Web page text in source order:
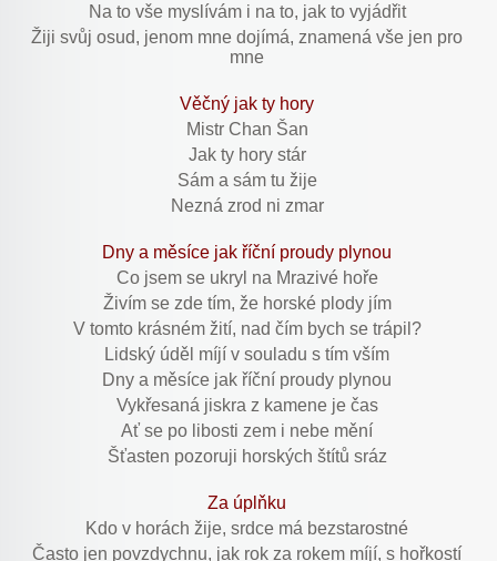
Na to vše myslívám i na to, jak to vyjádřit
Žiji svůj osud, jenom mne dojímá, znamená vše jen pro
mne
Věčný jak ty hory
Mistr Chan Šan
Jak ty hory stár
Sám a sám tu žije
Nezná zrod ni zmar
Dny a měsíce jak říční proudy plynou
Co jsem se ukryl na Mrazivé hoře
Živím se zde tím, že horské plody jím
V tomto krásném žití, nad čím bych se trápil?
Lidský úděl míjí v souladu s tím vším
Dny a měsíce jak říční proudy plynou
Vykřesaná jiskra z kamene je čas
Ať se po libosti zem i nebe mění
Šťasten pozoruji horských štítů sráz
Za úplňku
Kdo v horách žije, srdce má bezstarostné
Často jen povzdychnu, jak rok za rokem míjí, s hořkostí